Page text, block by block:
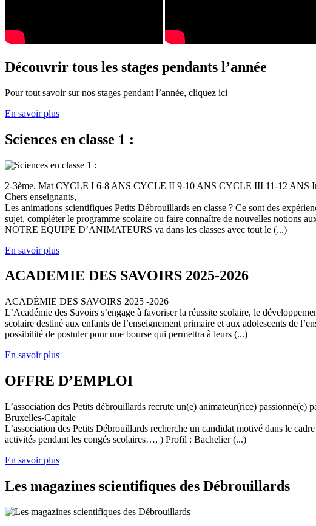
Découvrir tous les stages pendants l’année
Pour tout savoir sur nos stages pendant l’année, cliquez ici
En savoir plus
Sciences en classe 1 :
2-3ème. Mat CYCLE I 6-8 ANS CYCLE II 9-10 ANS CYCLE III 11-12 ANS
Chers enseignants,
Les animations scientifiques Petits Débrouillards en classe ? Ce sont des
sujet, compléter le programme scolaire ou faire connaître de nouvelles notions
NOTRE EQUIPE D’ANIMATEURS va dans les classes avec tout le (...)
En savoir plus
ACADEMIE DES SAVOIRS 2025-2026
ACADÉMIE DES SAVOIRS 2025 -2026
L’Académie des Savoirs s’engage à favoriser la réussite scolaire, le
scolaire destiné aux enfants de l’enseignement primaire et aux adolescents de
possibilité de postuler pour une bourse qui permettra à leurs (...)
En savoir plus
OFFRE D’EMPLOI
L’association des Petits débrouillards recrute un(e) animateur(rice)
Bruxelles-Capitale
L’association des Petits Débrouillards recherche un candidat motivé dans le
activités pendant les congés scolaires…, ) Profil : Bachelier (...)
En savoir plus
Les magazines scientifiques des Débrouillards